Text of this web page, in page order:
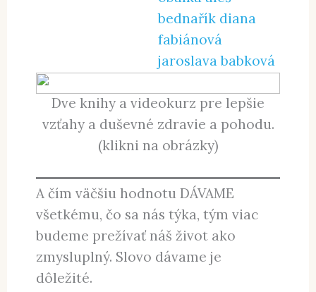
Dve knihy a videokurz pre lepšie
vzťahy a duševné zdravie a pohodu.
(klikni na obrázky)
A čím väčšiu hodnotu DÁVAME